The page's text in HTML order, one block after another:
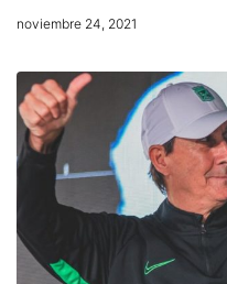
noviembre 24, 2021